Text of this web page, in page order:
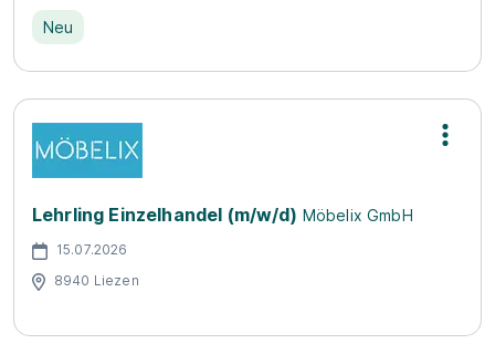
Neu
Lehrling Einzelhandel (m/w/d) Möbelix GmbH
15.07.2026
8940 Liezen